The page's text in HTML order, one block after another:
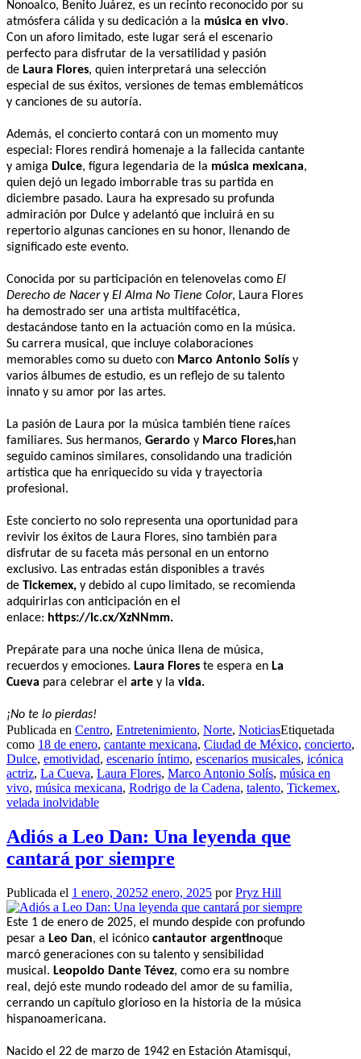
Nonoalco, Benito Juárez, es un recinto reconocido por su
atmósfera cálida y su dedicación a la música en vivo.
Con un aforo limitado, este lugar será el escenario
perfecto para disfrutar de la versatilidad y pasión
de Laura Flores, quien interpretará una selección
especial de sus éxitos, versiones de temas emblemáticos
y canciones de su autoría.
Además, el concierto contará con un momento muy
especial: Flores rendirá homenaje a la fallecida cantante
y amiga Dulce, figura legendaria de la música mexicana,
quien dejó un legado imborrable tras su partida en
diciembre pasado. Laura ha expresado su profunda
admiración por Dulce y adelantó que incluirá en su
repertorio algunas canciones en su honor, llenando de
significado este evento.
Conocida por su participación en telenovelas como El
Derecho de Nacery El Alma No Tiene Color, Laura Flores
ha demostrado ser una artista multifacética,
destacándose tanto en la actuación como en la música.
Su carrera musical, que incluye colaboraciones
memorables como su dueto con Marco Antonio Solís y
varios álbumes de estudio, es un reflejo de su talento
innato y su amor por las artes.
La pasión de Laura por la música también tiene raíces
familiares. Sus hermanos, Gerardo y Marco Flores,han
seguido caminos similares, consolidando una tradición
artística que ha enriquecido su vida y trayectoria
profesional.
Este concierto no solo representa una oportunidad para
revivir los éxitos de Laura Flores, sino también para
disfrutar de su faceta más personal en un entorno
exclusivo. Las entradas están disponibles a través
de Tickemex, y debido al cupo limitado, se recomienda
adquirirlas con anticipación en el
enlace: https://lc.cx/XzNNmm.
Prepárate para una noche única llena de música,
recuerdos y emociones. Laura Flores te espera en La
Cueva para celebrar el arte y la vida.
¡No te lo pierdas!
Publicada en Centro, Entretenimiento, Norte, NoticiasEtiquetada
como 18 de enero, cantante mexicana, Ciudad de México, concierto,
Dulce, emotividad, escenario íntimo, escenarios musicales, icónica
actriz, La Cueva, Laura Flores, Marco Antonio Solís, música en
vivo, música mexicana, Rodrigo de la Cadena, talento, Tickemex,
velada inolvidable
Adiós a Leo Dan: Una leyenda que
cantará por siempre
Publicada el 1 enero, 20252 enero, 2025 porPryz Hill
Este 1 de enero de 2025, el mundo despide con profundo
pesar a Leo Dan, el icónico cantautor argentinoque
marcó generaciones con su talento y sensibilidad
musical. Leopoldo Dante Tévez, como era su nombre
real, dejó este mundo rodeado del amor de su familia,
cerrando un capítulo glorioso en la historia de la música
hispanoamericana.
Nacido el 22 de marzo de 1942 en Estación Atamisqui,